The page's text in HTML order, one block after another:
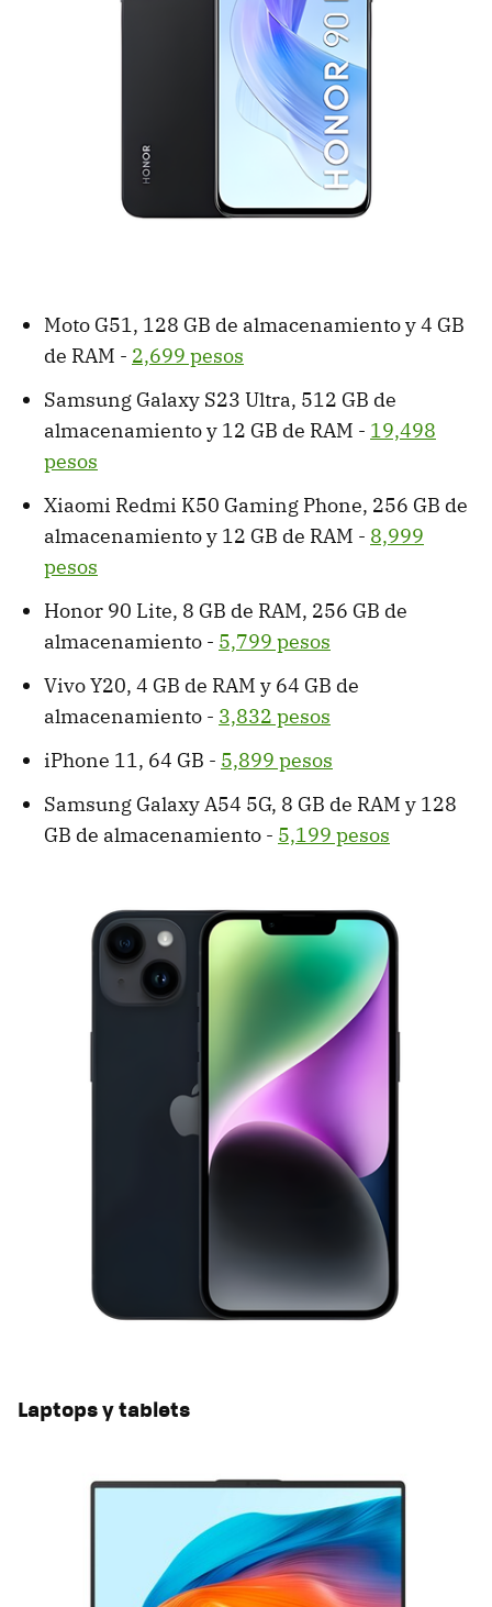
Moto G51, 128 GB de almacenamiento y 4 GB
de RAM - 2,699 pesos
Samsung Galaxy S23 Ultra, 512 GB de
almacenamiento y 12 GB de RAM - 19,498
pesos
Xiaomi Redmi K50 Gaming Phone, 256 GB de
almacenamiento y 12 GB de RAM - 8,999
pesos
Honor 90 Lite, 8 GB de RAM, 256 GB de
almacenamiento - 5,799 pesos
Vivo Y20, 4 GB de RAM y 64 GB de
almacenamiento - 3,832 pesos
iPhone 11, 64 GB - 5,899 pesos
Samsung Galaxy A54 5G, 8 GB de RAM y 128
GB de almacenamiento - 5,199 pesos
Laptops y tablets